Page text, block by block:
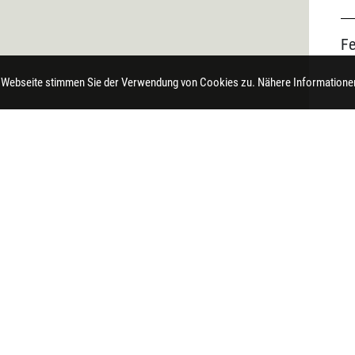
stimmen Sie der Verwendung von Cookies zu. Nähere